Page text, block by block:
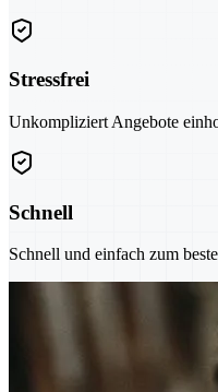
Stressfrei
Unkompliziert Angebote
Schnell
Schnell und einfach zum